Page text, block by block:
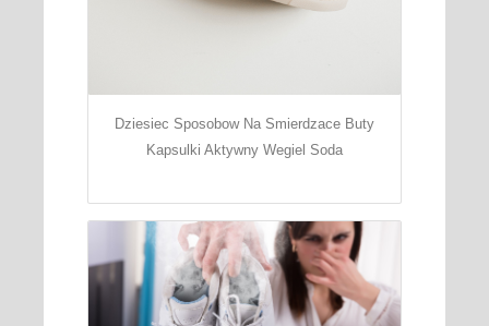
Dziesiec Sposobow Na Smierdzace Buty
Kapsulki Aktywny Wegiel Soda